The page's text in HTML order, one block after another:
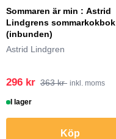
Sommaren är min : Astrid
Lindgrens sommarkokbok
(inbunden)
Astrid Lindgren
296 kr 363 kr inkl. moms
I lager
Köp